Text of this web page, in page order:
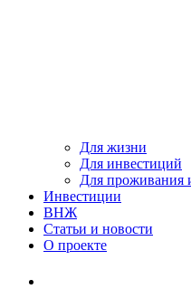
Для жизни
Для инвестиций
Для проживания
Инвестиции
ВНЖ
Статьи и новости
О проекте